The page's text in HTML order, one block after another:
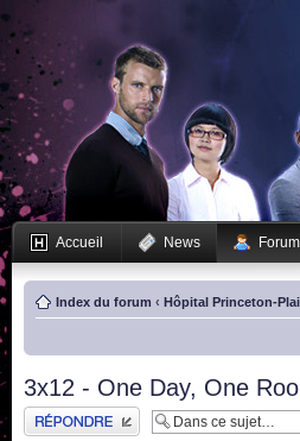
Accueil News Forum
Index du forum ‹ Hôpital Princeton-
3x12 - One Day, One
Publier une réponse